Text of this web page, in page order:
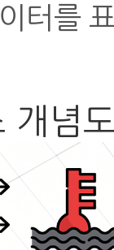
터를
개념도